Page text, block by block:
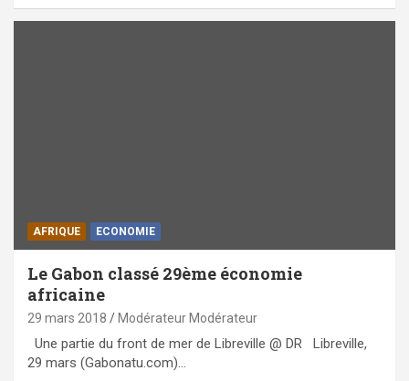
AFRIQUE ECONOMIE
Le Gabon classé 29ème économie
africaine
29 mars 2018 Modérateur Modérateur
Une partie du front de mer de Libreville @ DR Libreville,
29 mars (Gabonatu.com)…